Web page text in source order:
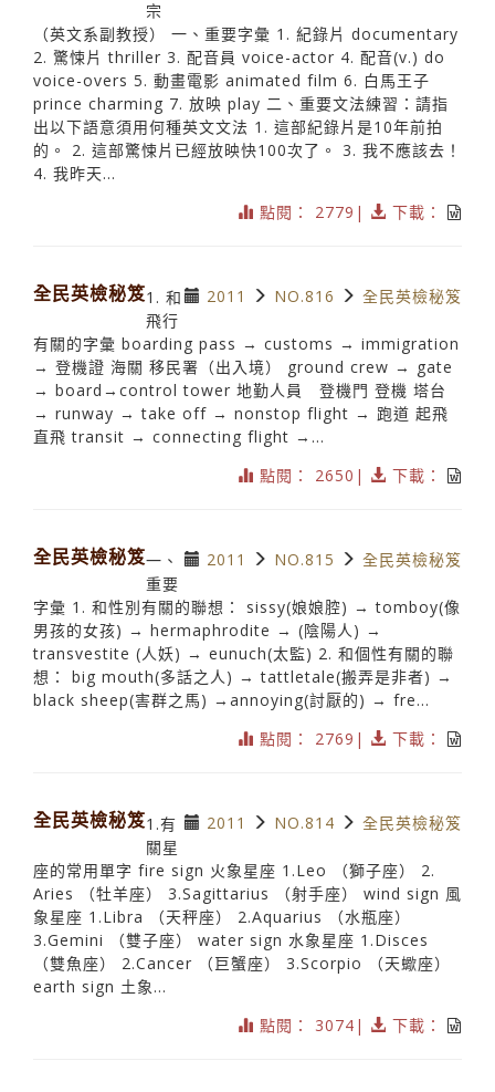
宗
（英文系副教授） 一、重要字彙 1. 紀錄片 documentary
2. 驚悚片 thriller 3. 配音員 voice-actor 4. 配音(v.) do
voice-overs 5. 動畫電影 animated film 6. 白馬王子
prince charming 7. 放映 play 二、重要文法練習：請指
出以下語意須用何種英文文法 1. 這部紀錄片是10年前拍
的。 2. 這部驚悚片已經放映快100次了。 3. 我不應該去！
4. 我昨天...
點閱： 2779|
下載：
全民英檢秘笈 2011 NO.816 全民英檢秘笈
1. 和
飛行
有關的字彙 boarding pass → customs → immigration
→ 登機證 海關 移民署（出入境） ground crew → gate
→ board→control tower 地勤人員 登機門 登機 塔台
→ runway → take off → nonstop flight → 跑道 起飛
直飛 transit → connecting flight →...
點閱： 2650|
下載：
全民英檢秘笈 2011 NO.815 全民英檢秘笈
一、
重要
字彙 1. 和性別有關的聯想： sissy(娘娘腔) → tomboy(像
男孩的女孩) → hermaphrodite → (陰陽人) →
transvestite (人妖) → eunuch(太監) 2. 和個性有關的聯
想： big mouth(多話之人) → tattletale(搬弄是非者) →
black sheep(害群之馬) →annoying(討厭的) → fre...
點閱： 2769|
下載：
全民英檢秘笈 2011 NO.814 全民英檢秘笈
1.有
關星
座的常用單字 fire sign 火象星座 1.Leo （獅子座） 2.
Aries （牡羊座） 3.Sagittarius （射手座） wind sign 風
象星座 1.Libra （天秤座） 2.Aquarius （水瓶座）
3.Gemini （雙子座） water sign 水象星座 1.Disces
（雙魚座） 2.Cancer （巨蟹座） 3.Scorpio （天蠍座）
earth sign 土象...
點閱： 3074|
下載：